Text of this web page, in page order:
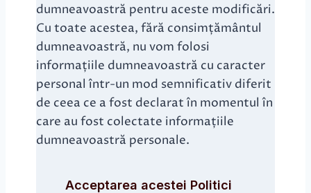
dumneavoastră pentru aceste modificări.
Cu toate acestea, fără consimțământul
dumneavoastră, nu vom folosi
informațiile dumneavoastră cu caracter
personal într-un mod semnificativ diferit
de ceea ce a fost declarat în momentul în
care au fost colectate informațiile
dumneavoastră personale.
Acceptarea acestei Politici